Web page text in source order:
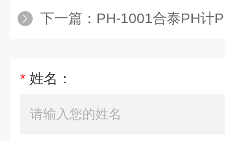
下一篇： PH-1001合泰PH计PH-
* 姓名：